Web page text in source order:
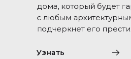
дома, который будет
с любым
подчеркнет его
Узнать